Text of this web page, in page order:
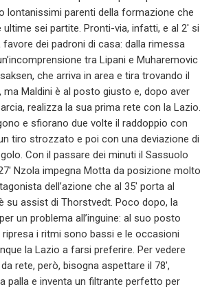
lontanissimi parenti della formazione che
ultime sei partite. Pronti-via, infatti, e al 2′ si
dei padroni di casa: dalla rimessa
tra Lipani e Muharemovic
che arriva in area e tira trovando il
ma Maldini è al posto giusto e, dopo aver
realizza la sua prima rete con la Lazio.
e sfiorano due volte il raddoppio con
tiro strozzato e poi con una deviazione di
Con il passare dei minuti il Sassuolo
Nzola impegna Motta da posizione molto
dell’azione che al 35′ porta al
su assist di Thorstvedt. Poco dopo, la
un problema all’inguine: al suo posto
i ritmi sono bassi e le occasioni
la Lazio a farsi preferire. Per vedere
rete, però, bisogna aspettare il 78′,
palla e inventa un filtrante perfetto per